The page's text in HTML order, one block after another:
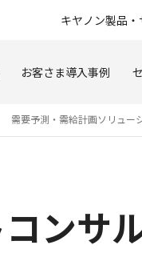
キヤノン製品
お客さま導入事例
需要予測・需給計画ソリュー
ンサ